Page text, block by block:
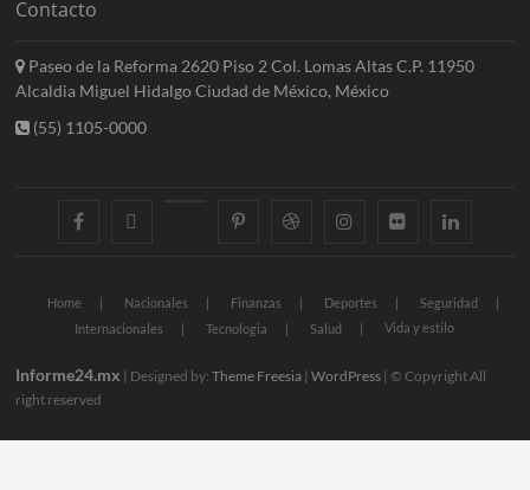
Contacto
Paseo de la Reforma 2620 Piso 2 Col. Lomas Altas C.P. 11950
Alcaldia Miguel Hidalgo Ciudad de México, México
(55) 1105-0000
facebook googlepluspinterestdribbble instagramflickr linkedin
Home Nacionales Finanzas Deportes
Seguridad
Internacionales
Tecnologia Salud Vida y estilo
Informe24.mx | Designed by:Theme Freesia |WordPress | © Copyright All
right reserved